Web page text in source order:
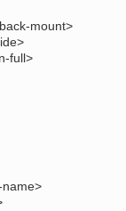
mount>
full>